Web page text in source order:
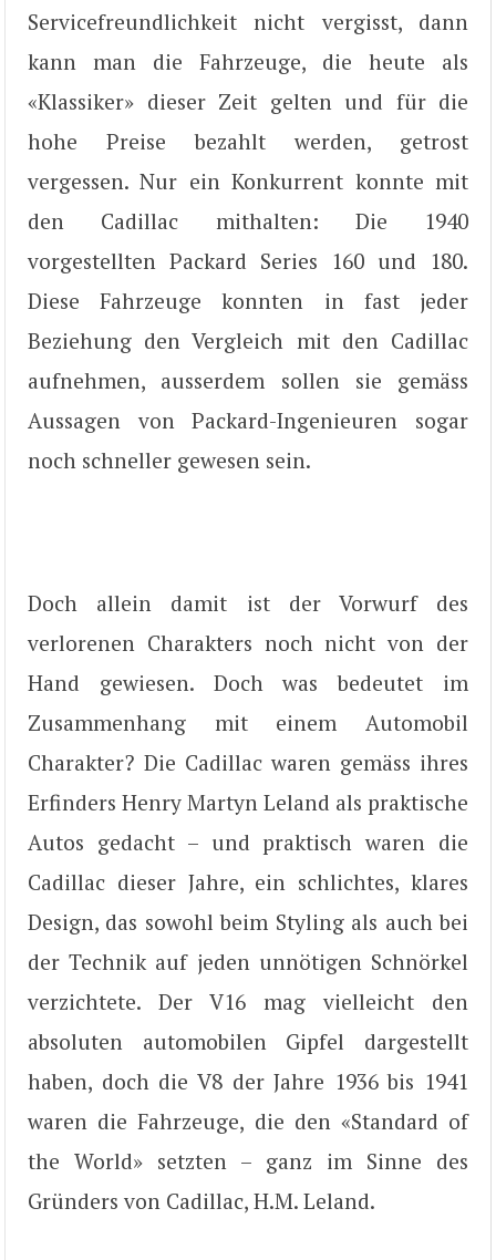
Servicefreundlichkeit nicht vergisst, dann
kann man die Fahrzeuge, die heute als
«Klassiker» dieser Zeit gelten und für die
hohe Preise bezahlt werden, getrost
vergessen. Nur ein Konkurrent konnte mit
den Cadillac mithalten: Die 1940
vorgestellten Packard Series 160 und 180.
Diese Fahrzeuge konnten in fast jeder
Beziehung den Vergleich mit den Cadillac
aufnehmen, ausserdem sollen sie gemäss
Aussagen von Packard-Ingenieuren sogar
noch schneller gewesen sein.
Doch allein damit ist der Vorwurf des
verlorenen Charakters noch nicht von der
Hand gewiesen. Doch was bedeutet im
Zusammenhang mit einem Automobil
Charakter? Die Cadillac waren gemäss ihres
Erfinders Henry Martyn Leland als praktische
Autos gedacht – und praktisch waren die
Cadillac dieser Jahre, ein schlichtes, klares
Design, das sowohl beim Styling als auch bei
der Technik auf jeden unnötigen Schnörkel
verzichtete. Der V16 mag vielleicht den
absoluten automobilen Gipfel dargestellt
haben, doch die V8 der Jahre 1936 bis 1941
waren die Fahrzeuge, die den «Standard of
the World» setzten – ganz im Sinne des
Gründers von Cadillac, H.M. Leland.